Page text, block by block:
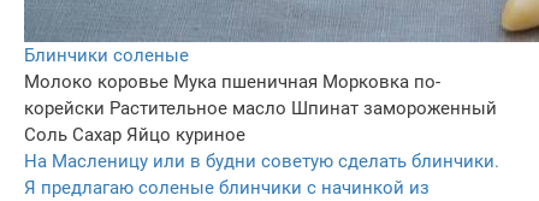
Блинчики соленые
Молоко коровье Мука пшеничная Морковка по-
корейски Растительное масло Шпинат замороженный
Соль Сахар Яйцо куриное
На Масленицу или в будни советую сделать блинчики.
Я предлагаю соленые блинчики с начинкой из